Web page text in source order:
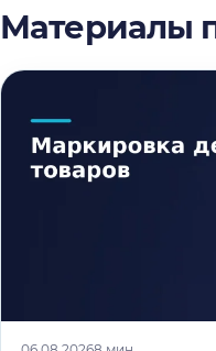
Материалы